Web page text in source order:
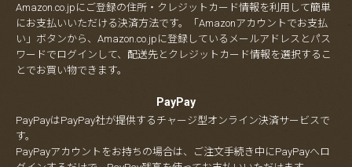
Amazon.co.jpにご登録の住所・クレジットカード情報を利用して簡単
にお支払いいただける決済方法です。「Amazonアカウントでお支払
い」ボタンから、Amazon.co.jpに登録しているメールアドレスとパス
ワードでログインして、配送先とクレジットカード情報を選択するこ
とでお買い物できます。
PayPay
PayPayはPayPay社が提供するチャージ型オンライン決済サービスで
す。
PayPayアカウントをお持ちの場合は、ご注文手続き中にPayPayへロ